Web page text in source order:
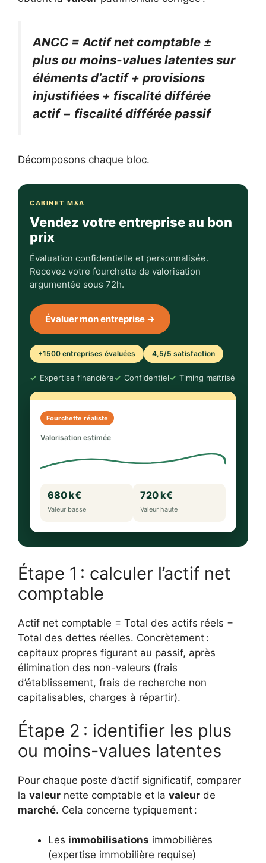
ANCC = Actif net comptable ±
plus ou moins-values latentes sur
éléments d’actif + provisions
injustifiées + fiscalité différée
actif − fiscalité différée passif
Décomposons chaque bloc.
CABINET M&A
Vendez votre entreprise au bon
prix
Évaluation confidentielle et personnalisée.
Recevez votre fourchette de valorisation
argumentée sous 72h.
Évaluer mon entreprise →
+1500 entreprises évaluées 4,5/5 satisfaction
Expertise financière Confidentiel Timing maîtrisé
Fourchette réaliste
Valorisation estimée
680 k€
Valeur basse
720 k€
Valeur haute
Étape 1 : calculer l’actif net
comptable
Actif net comptable = Total des actifs réels −
Total des dettes réelles. Concrètement :
capitaux propres figurant au passif, après
élimination des non-valeurs (frais
d’établissement, frais de recherche non
capitalisables, charges à répartir).
Étape 2 : identifier les plus
ou moins-values latentes
Pour chaque poste d’actif significatif, comparer
la valeur nette comptable et la valeur de
marché. Cela concerne typiquement :
Les immobilisations immobilières
(expertise immobilière requise)